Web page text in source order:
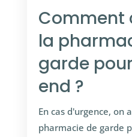
Comment
la
garde
end ?
En cas d'urgence, on
pharmacie de garde